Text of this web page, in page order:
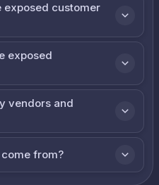
exposed customer
exposed
vendors and
from?